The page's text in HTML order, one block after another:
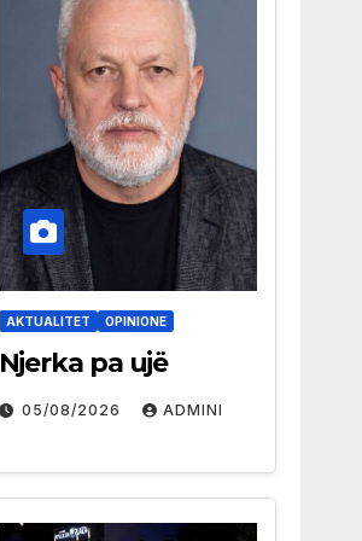
AKTUALITET OPINIONE
Njerka pa ujë
05/08/2026 ADMINI